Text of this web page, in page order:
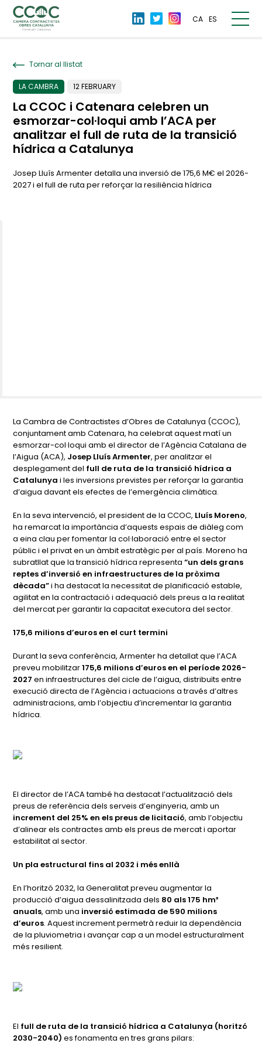
CA ES
Tornar al llistat
LA CAMBRA 12 FEBRUARY
La CCOC i Catenara celebren un
esmorzar-col·loqui amb l’ACA per
analitzar el full de ruta de la transició
hídrica a Catalunya
Josep Lluís Armenter detalla una inversió de 175,6 M€ el 2026-
2027 i el full de ruta per reforçar la resiliència hídrica
La Cambra de Contractistes d’Obres de Catalunya (CCOC),
conjuntament amb Catenara, ha celebrat aquest matí un
esmorzar-col·loqui amb el director de l’Agència Catalana de
l’Aigua (ACA), Josep Lluís Armenter, per analitzar el
desplegament del full de ruta de la transició hídrica a
Catalunya i les inversions previstes per reforçar la garantia
d’aigua davant els efectes de l’emergència climàtica.
En la seva intervenció, el president de la CCOC, Lluís Moreno,
ha remarcat la importància d’aquests espais de diàleg com
a eina clau per fomentar la col·laboració entre el sector
públic i el privat en un àmbit estratègic per al país. Moreno ha
subratllat que la transició hídrica representa“un dels grans
reptes d’inversió en infraestructures de la pròxima
dècada”i ha destacat la necessitat de planificació estable,
agilitat en la contractació i adequació dels preus a la realitat
del mercat per garantir la capacitat executora del sector.
175,6 milions d’euros en el curt termini
Durant la seva conferència, Armenter ha detallat que l’ACA
preveu mobilitzar175,6 milions d’euros en el període 2026-
2027 en infraestructures del cicle de l’aigua, distribuïts entre
execució directa de l’Agència i actuacions a través d’altres
administracions, amb l’objectiu d’incrementar la garantia
hídrica.
El director de l’ACA també ha destacat l’actualització dels
preus de referència dels serveis d’enginyeria, amb un
increment del 25% en els preus de licitació, amb l’objectiu
d’alinear els contractes amb els preus de mercat i aportar
estabilitat al sector.
Un pla estructural fins al 2032 i més enllà
En l’horitzó 2032, la Generalitat preveu augmentar la
producció d’aigua dessalinitzada dels 80 als 175 hm³
anuals, amb una inversió estimada de 590 milions
d’euros. Aquest increment permetrà reduir la dependència
de la pluviometria i avançar cap a un model estructuralment
més resilient.
El full de ruta de la transició hídrica a Catalunya (horitzó
2030-2040) es fonamenta en tres grans pilars: